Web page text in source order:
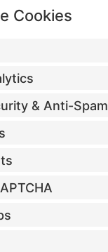
Cookies
& Anti-Spam